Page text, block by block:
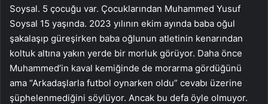
Soysal. 5 çocuğu var. Çocuklarından Muhammed Yusuf
Soysal 15 yaşında. 2023 yılının ekim ayında baba oğul
şakalaşıp güreşirken baba oğlunun atletinin kenarından
koltuk altına yakın yerde bir morluk görüyor. Daha önce
Muhammed’in kaval kemiğinde de morarma gördüğünü
ama “Arkadaşlarla futbol oynarken oldu” cevabı üzerine
şüphelenmediğini söylüyor. Ancak bu defa öyle olmuyor.